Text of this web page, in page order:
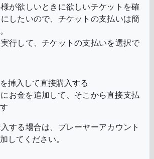
が欲しいときに欲しいチケットを確
したいので、チケットの支払いは簡
行して、チケットの支払いを選択で
挿入して直接購入する
お金を追加して、そこから直接支払
する場合は、プレーヤーアカウント
してください。